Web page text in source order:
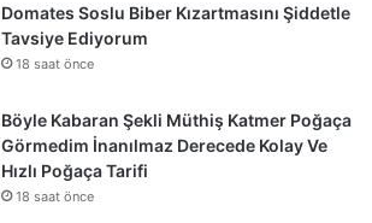
Domates Soslu Biber Kızartmasını Şiddetle
Tavsiye Ediyorum
18 saat önce
Böyle Kabaran Şekli Müthiş Katmer Poğaça
Görmedim İnanılmaz Derecede Kolay Ve
Hızlı Poğaça Tarifi
18 saat önce